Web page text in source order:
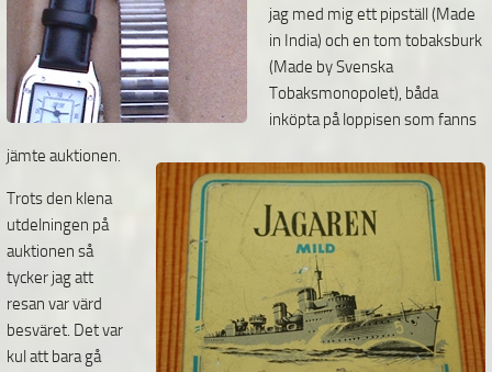
jag med mig ett pipställ (Made
in India) och en tom tobaksburk
(Made by Svenska
Tobaksmonopolet), båda
inköpta på loppisen som fanns
jämte auktionen.
Trots den klena
utdelningen på
auktionen så
tycker jag att
resan var värd
besväret. Det var
kul att bara gå